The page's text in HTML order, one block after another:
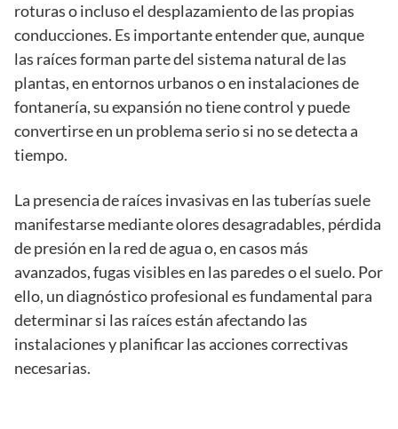
roturas o incluso el desplazamiento de las propias
conducciones. Es importante entender que, aunque
las raíces forman parte del sistema natural de las
plantas, en entornos urbanos o en instalaciones de
fontanería, su expansión no tiene control y puede
convertirse en un problema serio si no se detecta a
tiempo.
La presencia de raíces invasivas en las tuberías suele
manifestarse mediante olores desagradables, pérdida
de presión en la red de agua o, en casos más
avanzados, fugas visibles en las paredes o el suelo. Por
ello, un diagnóstico profesional es fundamental para
determinar si las raíces están afectando las
instalaciones y planificar las acciones correctivas
necesarias.